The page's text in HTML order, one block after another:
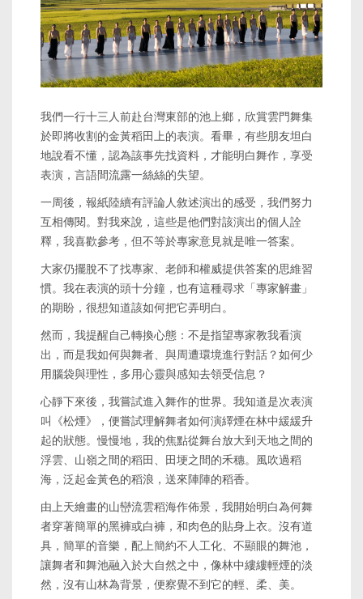
我們一行十三人前赴台灣東部的池上鄉，欣賞雲門舞集
於即將收割的金黃稻田上的表演。看畢，有些朋友坦白
地說看不懂，認為該事先找資料，才能明白舞作，享受
表演，言語間流露一絲絲的失望。
一周後，報紙陸續有評論人敘述演出的感受，我們努力
互相傳閱。對我來說，這些是他們對該演出的個人詮
釋，我喜歡參考，但不等於專家意見就是唯一答案。
大家仍擺脫不了找專家、老師和權威提供答案的思維習
慣。我在表演的頭十分鐘，也有這種尋求「專家解畫」
的期盼，很想知道該如何把它弄明白。
然而，我提醒自己轉換心態：不是指望專家教我看演
出，而是我如何與舞者、與周遭環境進行對話？如何少
用腦袋與理性，多用心靈與感知去領受信息？
心靜下來後，我嘗試進入舞作的世界。我知道是次表演
叫《松煙》，便嘗試理解舞者如何演繹煙在林中緩緩升
起的狀態。慢慢地，我的焦點從舞台放大到天地之間的
浮雲、山嶺之間的稻田、田埂之間的禾穗。風吹過稻
海，泛起金黃色的稻浪，送來陣陣的稻香。
由上天繪畫的山巒流雲稻海作佈景，我開始明白為何舞
者穿著簡單的黑褲或白褲，和肉色的貼身上衣。沒有道
具，簡單的音樂，配上簡約不人工化、不顯眼的舞池，
讓舞者和舞池融入於大自然之中，像林中縷縷輕煙的淡
然，沒有山林為背景，便察覺不到它的輕、柔、美。